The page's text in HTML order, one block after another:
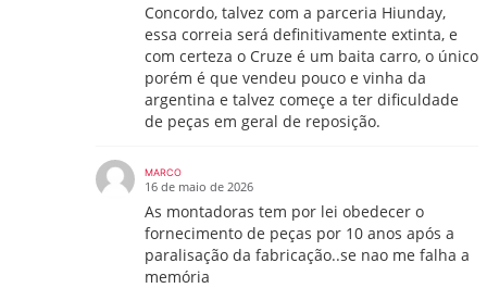
Concordo, talvez com a parceria Hiunday,
essa correia será definitivamente extinta, e
com certeza o Cruze é um baita carro, o único
porém é que vendeu pouco e vinha da
argentina e talvez começe a ter dificuldade
de peças em geral de reposição.
MARCO
16 de maio de 2026
As montadoras tem por lei obedecer o
fornecimento de peças por 10 anos após a
paralisação da fabricação..se nao me falha a
memória